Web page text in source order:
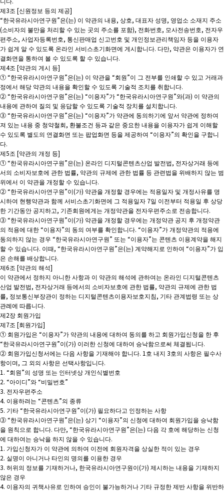
제3조 [신원정보 등의 제공]
“한국유라시아연구원”은(는) 이 약관의 내용, 상호, 대표자 성명, 영업소 소재지 주소
(소비자의 불만을 처리할 수 있는 곳의 주소를 포함), 전화번호, 모사전송번호, 전자우
편주소, 사업자등록번호, 통신판매업 신고번호 및 개인정보관리책임자 등을 이용자
가 쉽게 알 수 있도록 온라인 서비스초기화면에 게시합니다. 다만, 약관은 이용자가 연
결화면을 통하여 볼 수 있도록 할 수 있습니다.
제4조 [약관의 게시 등]
① “한국유라시아연구원”은(는) 이 약관을 “회원”이 그 전부를 인쇄할 수 있고 거래과
정에서 해당 약관의 내용을 확인할 수 있도록 기술적 조치를 취합니다.
② “한국유라시아연구원”은(는) “이용자”가 “한국유라시아연구원”와(과) 이 약관의
내용에 관하여 질의 및 응답할 수 있도록 기술적 장치를 설치합니다.
③ “한국유라시아연구원”은(는) “이용자”가 약관에 동의하기에 앞서 약관에 정하여
져 있는 내용 중 청약철회, 환불조건 등과 같은 중요한 내용을 이용자가 쉽게 이해할
수 있도록 별도의 연결화면 또는 팝업화면 등을 제공하여 “이용자”의 확인을 구합니
다.
제5조 [약관의 개정 등]
① “한국유라시아연구원”은(는) 온라인 디지털콘텐츠산업 발전법, 전자상거래 등에
서의 소비자보호에 관한 법률, 약관의 규제에 관한 법률 등 관련법을 위배하지 않는 범
위에서 이 약관을 개정할 수 있습니다.
② “한국유라시아연구원”이(가) 약관을 개정할 경우에는 적용일자 및 개정사유를 명
시하여 현행약관과 함께 서비스초기화면에 그 적용일자 7일 이전부터 적용일 후 상당
한 기간동안 공지하고, 기존회원에게는 개정약관을 전자우편주소로 전송합니다.
③ “한국유라시아연구원”이(가) 약관을 개정할 경우에는 개정약관 공지 후 개정약관
의 적용에 대한 “이용자”의 동의 여부를 확인합니다. “이용자”가 개정약관의 적용에
동의하지 않는 경우 “한국유라시아연구원” 또는 “이용자”는 콘텐츠 이용계약을 해지
할 수 있습니다. 이때, “한국유라시아연구원”은(는) 계약해지로 인하여 “이용자”가 입
은 손해를 배상합니다.
제6조 [약관의 해석]
이 약관에서 정하지 아니한 사항과 이 약관의 해석에 관하여는 온라인 디지털콘텐츠
산업 발전법, 전자상거래 등에서의 소비자보호에 관한 법률, 약관의 규제에 관한 법
률, 정보통신부장관이 정하는 디지털콘텐츠이용자보호지침, 기타 관계법령 또는 상
관례에 따릅니다.
제2장 회원가입
제7조 [회원가입]
① 회원가입은 “이용자”가 약관의 내용에 대하여 동의를 하고 회원가입신청을 한 후
“한국유라시아연구원”이(가) 이러한 신청에 대하여 승낙함으로써 체결됩니다.
② 회원가입신청서에는 다음 사항을 기재해야 합니다. 1호 내지 3호의 사항은 필수사
항이며, 그 외의 사항은 선택사항입니다.
1. “회원”의 성명 또는 인터넷상 개인식별번호
2. “아이디”와 “비밀번호”
3. 전자우편주소
4. 이용하려는 “콘텐츠”의 종류
5. 기타 “한국유라시아연구원”이(가) 필요하다고 인정하는 사항
③ “한국유라시아연구원”은(는) 상기 “이용자”의 신청에 대하여 회원가입을 승낙함
을 원칙으로 합니다. 다만, “한국유라시아연구원”은(는) 다음 각 호에 해당하는 신청
에 대하여는 승낙을 하지 않을 수 있습니다.
1. 가입신청자가 이 약관에 의하여 이전에 회원자격을 상실한 적이 있는 경우
2. 실명이 아니거나 타인의 명의를 이용한 경우
3. 허위의 정보를 기재하거나, 한국유라시아연구원이(가) 제시하는 내용을 기재하지
않은 경우
4. 이용자의 귀책사유로 인하여 승인이 불가능하거나 기타 규정한 제반 사항을 위반하